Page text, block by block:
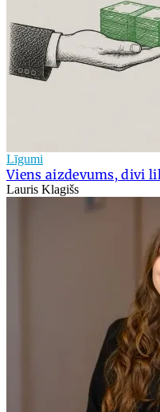
Līgumi
Viens aizdevums, divi
Lauris Klagišs